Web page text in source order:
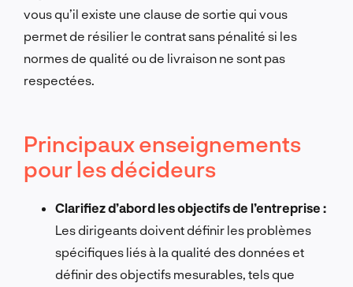
vous qu’il existe une clause de sortie qui vous
permet de résilier le contrat sans pénalité si les
normes de qualité ou de livraison ne sont pas
respectées.
Principaux enseignements
pour les décideurs
Clarifiez d’abord les objectifs de l’entreprise :
Les dirigeants doivent définir les problèmes
spécifiques liés à la qualité des données et
définir des objectifs mesurables, tels que